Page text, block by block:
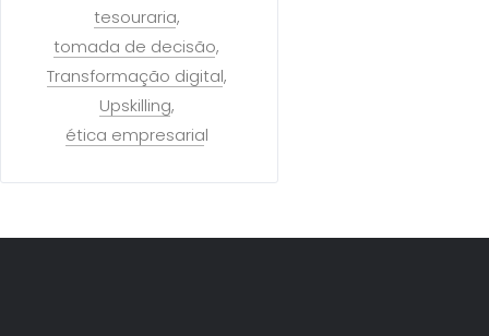
tesouraria
tomada de decisão
Transformação digital
Upskilling
ética empresarial